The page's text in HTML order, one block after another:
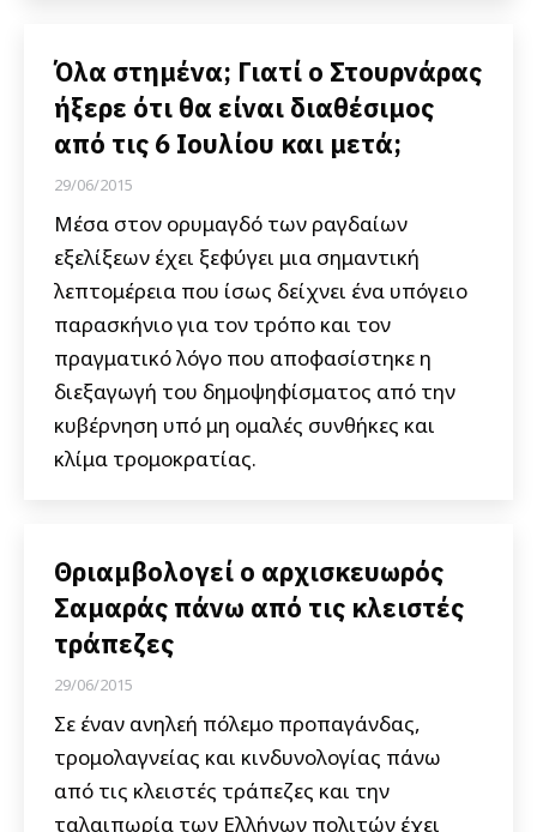
Όλα στημένα; Γιατί ο Στουρνάρας
ήξερε ότι θα είναι διαθέσιμος
από τις 6 Ιουλίου και μετά;
29/06/2015
Μέσα στον ορυμαγδό των ραγδαίων
εξελίξεων έχει ξεφύγει μια σημαντική
λεπτομέρεια που ίσως δείχνει ένα υπόγειο
παρασκήνιο για τον τρόπο και τον
πραγματικό λόγο που αποφασίστηκε η
διεξαγωγή του δημοψηφίσματος από την
κυβέρνηση υπό μη ομαλές συνθήκες και
κλίμα τρομοκρατίας.
Θριαμβολογεί ο αρχισκευωρός
Σαμαράς πάνω από τις κλειστές
τράπεζες
29/06/2015
Σε έναν ανηλεή πόλεμο προπαγάνδας,
τρομολαγνείας και κινδυνολογίας πάνω
από τις κλειστές τράπεζες και την
ταλαιπωρία των Ελλήνων πολιτών έχει